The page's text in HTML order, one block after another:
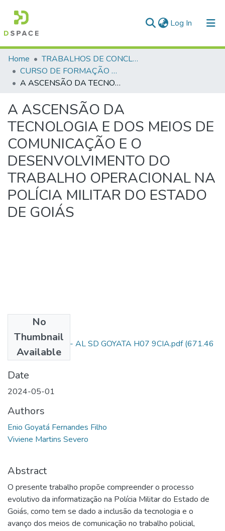
Log In (current)
Communities & Collections
All of DSpace
Home
TRABALHOS DE CONCLUSÃO DE CURSO - CFP (CURSO DE FORMAÇÃO DE PRAÇAS)
CURSO DE FORMAÇÃO DE PRAÇAS - CFP - 2024
A ASCENSÃO DA TECNOLOGIA E DOS MEIOS DE COMUNICAÇÃO E O DESENVOLVIMENTO DO TRABALHO OPERACIONAL NA POLÍCIA MILITAR DO ESTADO DE GOIÁS
A ASCENSÃO DA
TECNOLOGIA E DOS MEIOS DE
COMUNICAÇÃO E O
DESENVOLVIMENTO DO
TRABALHO OPERACIONAL NA
POLÍCIA MILITAR DO ESTADO
DE GOIÁS
No
Thumbnail
Available
5º Depósito Final - AL SD GOYATA H07 9CIA.pdf(671.46
KB)
Date
2024-05-01
Authors
Enio Goyatá Fernandes Filho
Viviene Martins Severo
Abstract
O presente trabalho propõe compreender o processo
evolutivo da informatização na Polícia Militar do Estado de
Goiás, como tem se dado a inclusão da tecnologia e o
avanço dos meios de comunicação no trabalho policial,